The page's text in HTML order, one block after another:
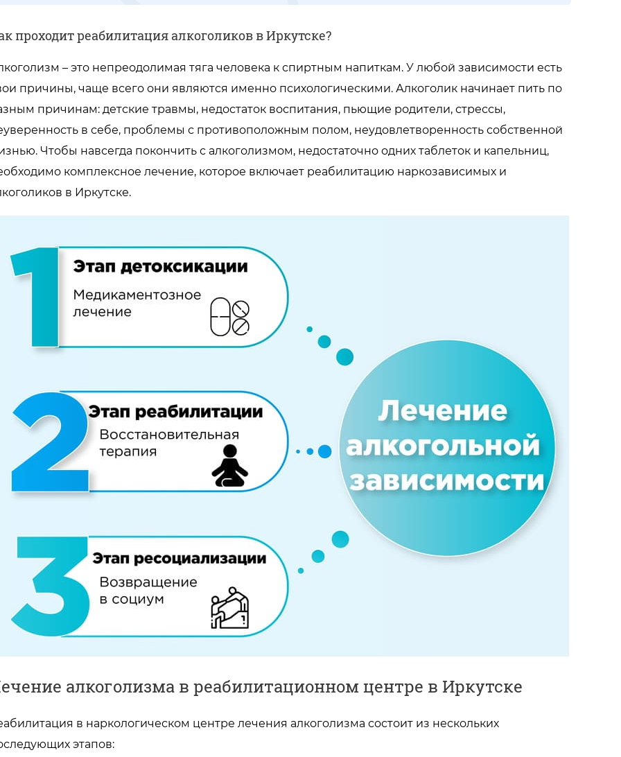
проходит реабилитация алкоголиков в Иркутске?
– это непреодолимая тяга человека к спиртным напиткам. У любой зависимости есть
причины, чаще всего они являются именно психологическими. Алкоголик начинает пить по
причинам: детские травмы, недостаток воспитания, пьющие родители, стрессы,
в себе, проблемы с противоположным полом, неудовлетворенность собственной
Чтобы навсегда покончить с алкоголизмом, недостаточно одних таблеток и капельниц,
комплексное лечение, которое включает реабилитацию наркозависимых и
в Иркутске.
алкоголизма в реабилитационном центре в Иркутске
в наркологическом центре лечения алкоголизма состоит из нескольких
этапов: